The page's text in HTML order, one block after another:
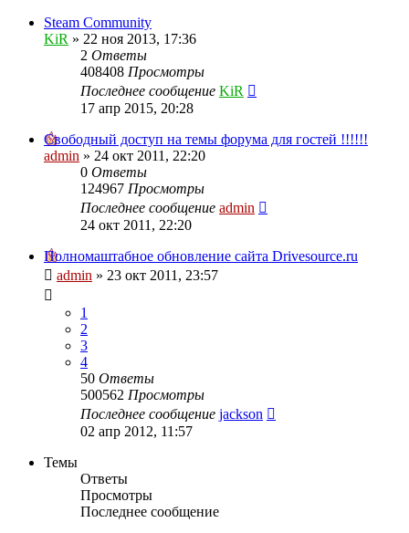
Steam Community
KiR » 22 ноя 2013, 17:36
2 Ответы
408408 Просмотры
Последнее сообщение KiR
17 апр 2015, 20:28
Свободный доступ на темы форума для гостей !!!!!!
admin » 24 окт 2011, 22:20
0 Ответы
124967 Просмотры
Последнее сообщение admin
24 окт 2011, 22:20
Полномаштабное обновление сайта Drivesource.ru
admin » 23 окт 2011, 23:57
1
2
3
4
50 Ответы
500562 Просмотры
Последнее сообщение jackson
02 апр 2012, 11:57
Темы
Ответы
Просмотры
Последнее сообщение